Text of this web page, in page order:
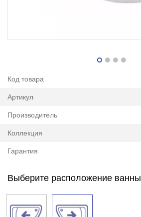
Код товара
Артикул
Производитель
Коллекция
Гарантия
Выберите расположение ванны